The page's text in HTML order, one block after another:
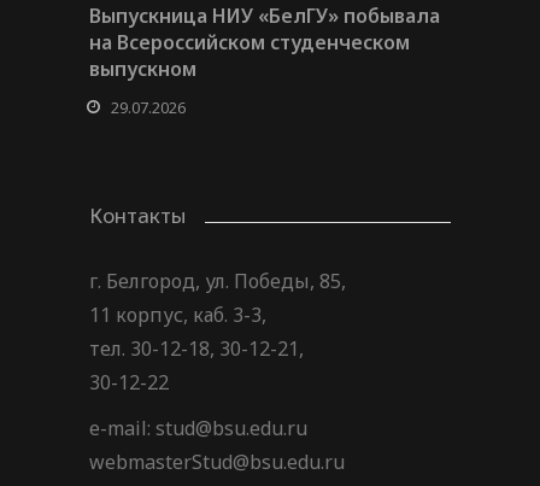
Выпускница НИУ «БелГУ» побывала
на Всероссийском студенческом
выпускном
29.07.2026
Контакты
г. Белгород, ул. Победы, 85,
11 корпус, каб. 3-3,
тел. 30-12-18, 30-12-21,
30-12-22
e-mail: stud@bsu.edu.ru
webmasterStud@bsu.edu.ru